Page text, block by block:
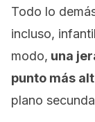
Todo lo
incluso,
modo, una
punto más
plano